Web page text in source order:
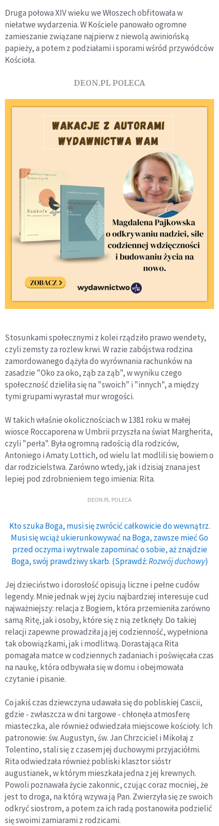
Druga połowa XIV wieku we Włoszech obfitowała w
niełatwe wydarzenia. W Kościele panowało ogromne
zamieszanie związane najpierw z niewolą awiniońską
papieży, a potem z podziałami i sporami wśród przywódców
Kościoła.
DEON.PL POLECA
Stosunkami społecznymi z kolei rządziło prawo wendety,
czyli zemsty za rozlew krwi. W razie zabójstwa rodzina
zamordowanego dążyła do wyrównania rachunków na
zasadzie "Oko za oko, ząb za ząb", w wyniku czego
społeczność dzieliła się na "swoich" i "innych", a między
tymi grupami wyrastał mur wrogości.
W takich właśnie okolicznościach w 1381 roku w małej
wiosce Roccaporena w Umbrii przyszła na świat Margherita,
czyli "perła". Była ogromną radością dla rodziców,
Antoniego i Amaty Lottich, od wielu lat modlili się bowiem o
dar rodzicielstwa. Zarówno wtedy, jak i dzisiaj znana jest
lepiej pod zdrobnieniem tego imienia: Rita.
DEON.PL POLECA
Kto szuka Boga, musi się zwrócić całkowicie do wewnątrz.
Musi się wciąż ukierunkowywać na Boga, zawsze mieć Go
przed oczyma i wytrwale zapominać o sobie, aż znajdzie
Boga, swój prawdziwy skarb. (Sprawdź:Rozwój duchowy)
Jej dzieciństwo i dorosłość opisują liczne i pełne cudów
legendy. Mnie jednak w jej życiu najbardziej interesuje cud
najważniejszy: relacja z Bogiem, która przemieniła zarówno
samą Ritę, jak i osoby, które się z nią zetknęły. Do takiej
relacji zapewne prowadziła ją jej codzienność, wypełniona
tak obowiązkami, jak i modlitwą. Dorastająca Rita
pomagała matce w codziennych zadaniach i poświęcała czas
na naukę, która odbywała się w domu i obejmowała
czytanie i pisanie.
Co jakiś czas dziewczyna udawała się do pobliskiej Cascii,
gdzie - zwłaszcza w dni targowe - chłonęła atmosferę
miasteczka, ale również odwiedzała miejscowe kościoły. Ich
patronowie: św. Augustyn, św. Jan Chrzciciel i Mikołaj z
Tolentino, stali się z czasem jej duchowymi przyjaciółmi.
Rita odwiedzała również pobliski klasztor sióstr
augustianek, w którym mieszkała jedna z jej krewnych.
Powoli poznawała życie zakonnic, czując coraz mocniej, że
jest to droga, na którą wzywa ją Pan. Zwierzyła się ze swoich
odkryć siostrom, a potem za ich radą postanowiła podzielić
się swoimi zamiarami z rodzicami.